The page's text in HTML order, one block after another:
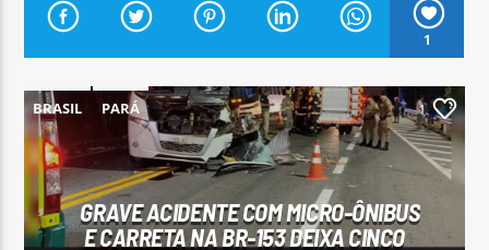
CURRENT TRACK
ARARA AZUL FM 96,9
1
BRASIL PARÁ 1
GRAVE ACIDENTE COM MICRO-ÔNIBUS
E CARRETA NA BR-153 DEIXA CINCO